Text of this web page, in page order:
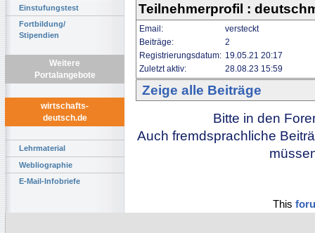
Einstufungstest
Fortbildung/
Stipendien
Weitere
Portalangebote
wirtschafts-
deutsch.de
Lehrmaterial
Webliographie
E-Mail-Infobriefe
Teilnehmerprofil :
Email:
versteckt
Beiträge:
2
Registrierungsdatum: 19.05.21 20:17
Zuletzt aktiv:
28.08.23 15:59
Zeige alle Beiträge
Bitte in den
Auch fremdsprachliche
This